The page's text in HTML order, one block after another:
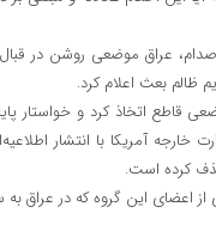
صدام، عراق موضعی روشن در
ظالم بعث اعلام کرد.
قاطع اتخاذ کرد و خواستار
آمریکا با انتشار
کرده است.
از اعضای این گروه که در عراق